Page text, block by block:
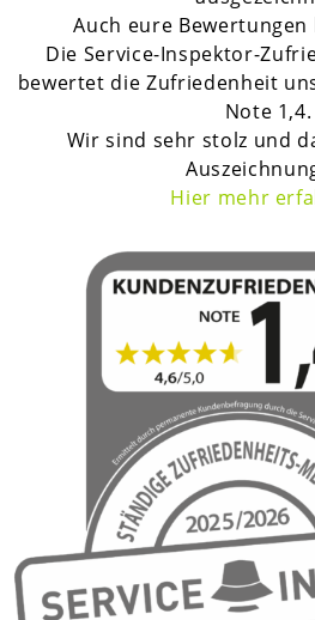
Auch eure
Die Service-Inspektor-
bewertet die Zufriedenheit
Note 1,4.
Wir sind sehr stolz und
Hier mehr